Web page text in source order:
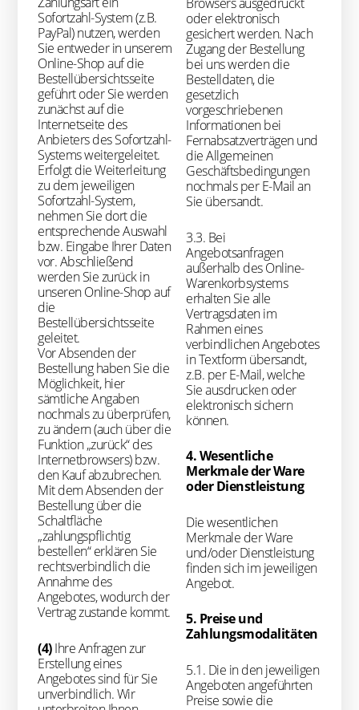
Sofortzahl-System (z.B.
PayPal) nutzen, werden
Sie entweder in unserem
Online-Shop auf die
Bestellübersichtsseite
geführt oder Sie werden
zunächst auf die
Internetseite des
Anbieters des Sofortzahl-
Systems weitergeleitet.
Erfolgt die Weiterleitung
zu dem jeweiligen
Sofortzahl-System,
nehmen Sie dort die
entsprechende Auswahl
bzw. Eingabe Ihrer Daten
vor. Abschließend
werden Sie zurück in
unseren Online-Shop auf
die
Bestellübersichtsseite
geleitet.
Vor Absenden der
Bestellung haben Sie die
Möglichkeit, hier
sämtliche Angaben
nochmals zu überprüfen,
zu ändern (auch über die
Funktion „zurück“ des
Internetbrowsers) bzw.
den Kauf abzubrechen.
Mit dem Absenden der
Bestellung über die
Schaltfläche
„zahlungspflichtig
bestellen“ erklären Sie
rechtsverbindlich die
Annahme des
Angebotes, wodurch der
Vertrag zustande kommt.
(4)Ihre Anfragen zur
Erstellung eines
Angebotes sind für Sie
unverbindlich. Wir
oder elektronisch
gesichert werden. Nach
Zugang der Bestellung
bei uns werden die
Bestelldaten, die
gesetzlich
vorgeschriebenen
Informationen bei
Fernabsatzverträgen und
die Allgemeinen
Geschäftsbedingungen
nochmals per E-Mail an
Sie übersandt.
3.3. Bei
Angebotsanfragen
außerhalb des Online-
Warenkorbsystems
erhalten Sie alle
Vertragsdaten im
Rahmen eines
verbindlichen Angebotes
in Textform übersandt,
z.B. per E-Mail, welche
Sie ausdrucken oder
elektronisch sichern
können.
4. Wesentliche
Merkmale der Ware
oder Dienstleistung
Die wesentlichen
Merkmale der Ware
und/oder Dienstleistung
finden sich im jeweiligen
Angebot.
5. Preise und
Zahlungsmodalitäten
5.1. Die in den jeweiligen
Angeboten angeführten
Preise sowie die